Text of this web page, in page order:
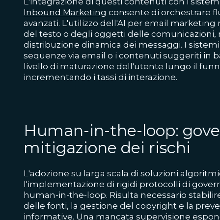
Inbound Marketing consente di orchestrare
avanzati. L'utilizzo dell'AI per email marketing
del testo o degli oggetti delle comunicazioni,
distribuzione dinamica dei messaggi. I
sequenze via email o i contenuti suggeriti in
livello di maturazione dell'utente lungo il
incrementando i tassi di interazione.
Human-in-the-loop:
mitigazione dei rischi
L'adozione su larga scala di soluzioni
l'implementazione di rigidi protocolli di
human-in-the-loop. Risulta necessario
delle fonti, la gestione del copyright e la
informative. Una mancata supervisione